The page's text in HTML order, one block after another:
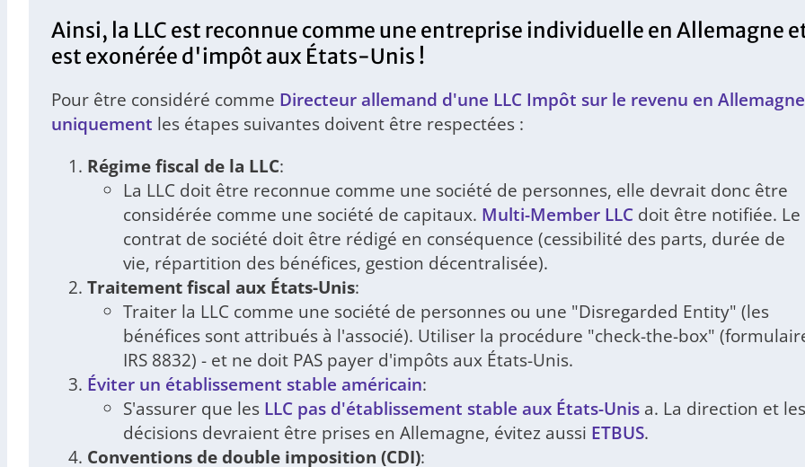
Ainsi, la LLC est reconnue comme une entreprise individuelle en Allemagne
est exonérée d'impôt aux États-Unis !
Pour être considéré comme Directeur allemand d'une LLC Impôt sur le revenu en Allemagne
uniquement les étapes suivantes doivent être respectées :
Régime fiscal de la LLC:
La LLC doit être reconnue comme une société de personnes, elle devrait donc être
considérée comme une société de capitaux. Multi-Member LLC doit être notifiée. Le
contrat de société doit être rédigé en conséquence (cessibilité des parts, durée de
vie, répartition des bénéfices, gestion décentralisée).
Traitement fiscal aux États-Unis:
Traiter la LLC comme une société de personnes ou une "Disregarded Entity" (les
bénéfices sont attribués à l'associé). Utiliser la procédure "check-the-box"
IRS 8832) - et ne doit PAS payer d'impôts aux États-Unis.
Éviter un établissement stable américain:
S'assurer que les LLC pas d'établissement stable aux États-Unis a. La direction et les
décisions devraient être prises en Allemagne, évitez aussi ETBUS.
Conventions de double imposition (CDI):